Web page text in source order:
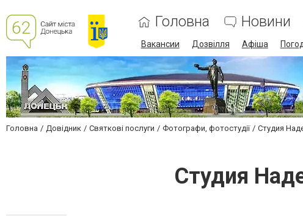
Головна Новини
Вакансии Дозвілля Афіша
Головна Довідник Святкові послуги Фотографи, фотостудії Студия
Студия